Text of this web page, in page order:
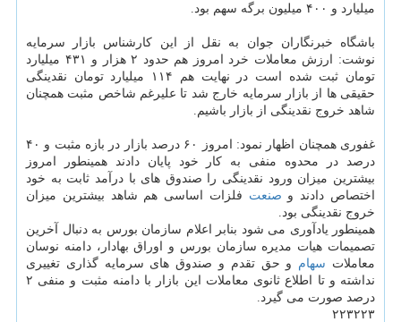
میلیارد و ۴۰۰ میلیون برگه سهم بود.
باشگاه خبرنگاران جوان به نقل از این کارشناس بازار سرمایه
نوشت: ارزش معاملات خرد امروز هم حدود ۲ هزار و ۴۳۱ میلیارد
تومان ثبت شده است در نهایت هم ۱۱۴ میلیارد تومان نقدینگی
حقیقی ها از بازار سرمایه خارج شد تا علیرغم شاخص مثبت همچنان
شاهد خروج نقدینگی از بازار باشیم.
غفوری همچنان اظهار نمود: امروز ۶۰ درصد بازار در بازه مثبت و ۴۰
درصد در محدوه منفی به کار خود پایان دادند همینطور امروز
بیشترین میزان ورود نقدینگی را صندوق های با درآمد ثابت به خود
اختصاص دادند و صنعت فلزات اساسی هم شاهد بیشترین میزان
خروج نقدینگی بود.
همینطور یادآوری می شود بنابر اعلام سازمان بورس به دنبال آخرین
تصمیمات هیات مدیره سازمان بورس و اوراق بهادار، دامنه نوسان
معاملات سهام و حق تقدم و صندوق های سرمایه گذاری تغییری
نداشته و تا اطلاع ثانوی معاملات این بازار با دامنه مثبت و منفی ۲
درصد صورت می گیرد.
۲۲۳۲۲۳